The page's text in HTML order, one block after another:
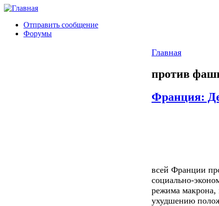
Отправить сообщение
Форумы
Главная
против
Франция:
всей Франции
социально-
режима макрона,
ухудшению